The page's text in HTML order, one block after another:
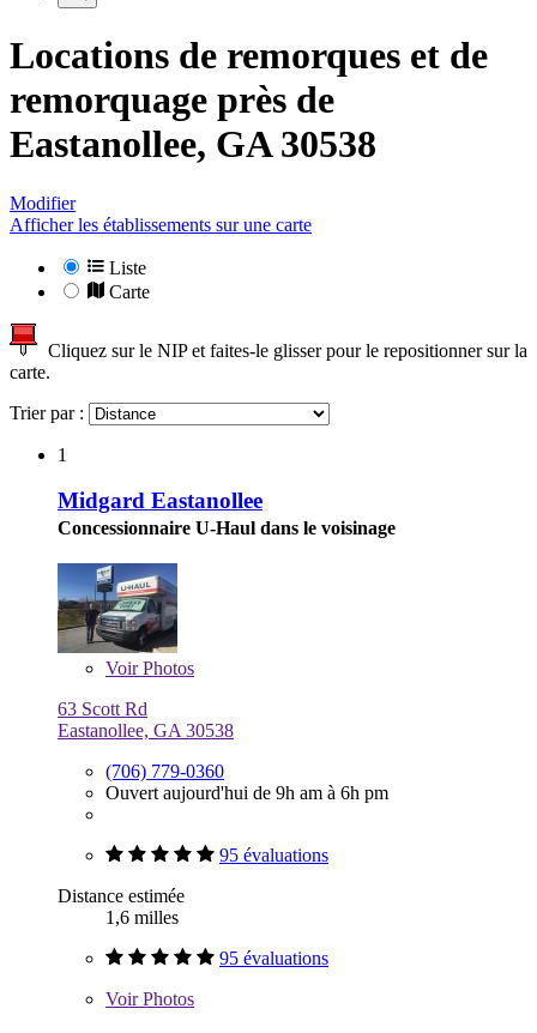
Locations de remorques et de
remorquage près de
Eastanollee, GA 30538
Modifier
Afficher les établissements sur une carte
Liste
Carte
Cliquez sur le NIP et faites-le glisser pour le repositionner sur la
carte.
Trier par :
1
Midgard Eastanollee
Concessionnaire U-Haul dans le voisinage
VoirPhotos
63 Scott Rd
Eastanollee, GA 30538
(706) 779-0360
Ouvert aujourd'hui de 9h am à 6h pm
95 évaluations
Distance estimée
1,6 milles
95 évaluations
VoirPhotos